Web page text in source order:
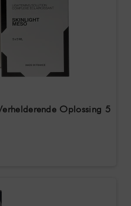
Oplossing 5